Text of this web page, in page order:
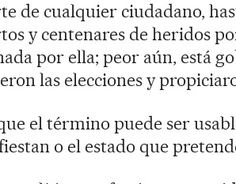
de cualquier ciudadano,
y centenares de heridos
por ella; peor aún, está
las elecciones y
el término puede ser
o el estado que